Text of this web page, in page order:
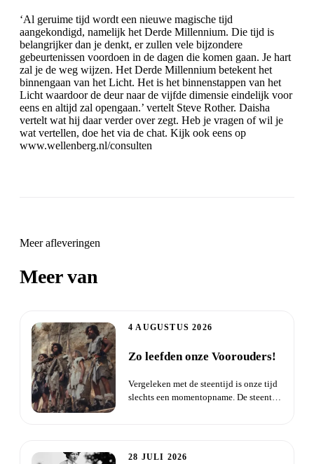
‘Al geruime tijd wordt een nieuwe magische tijd
aangekondigd, namelijk het Derde Millennium. Die tijd is
belangrijker dan je denkt, er zullen vele bijzondere
gebeurtenissen voordoen in de dagen die komen gaan. Je hart
zal je de weg wijzen. Het Derde Millennium betekent het
binnengaan van het Licht. Het is het binnenstappen van het
Licht waardoor de deur naar de vijfde dimensie eindelijk voor
eens en altijd zal opengaan.’ vertelt Steve Rother. Daisha
vertelt wat hij daar verder over zegt. Heb je vragen of wil je
wat vertellen, doe het via de chat. Kijk ook eens op
www.wellenberg.nl/consulten
Meer afleveringen
Meer van
4 AUGUSTUS 2026
Zo leefden onze Voorouders!
Vergeleken met de steentijd is onze tijd
slechts een momentopname. De steentijd
28 JULI 2026